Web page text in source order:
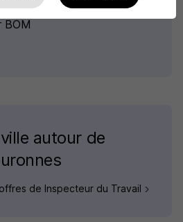
territorial
BOM
autour de
de Inspecteur du Travail